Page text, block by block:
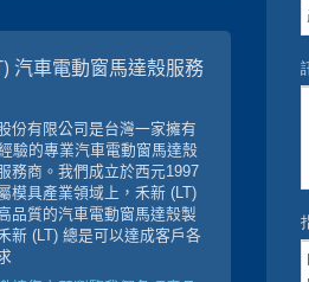
汽車電動窗馬達殼服務
份有限公司是台灣一家擁有
驗的專業汽車電動窗馬達殼
務商。我們成立於西元1997
模具產業領域上，禾新 (LT)
品質的汽車電動窗馬達殼製
新 (LT) 總是可以達成客戶各